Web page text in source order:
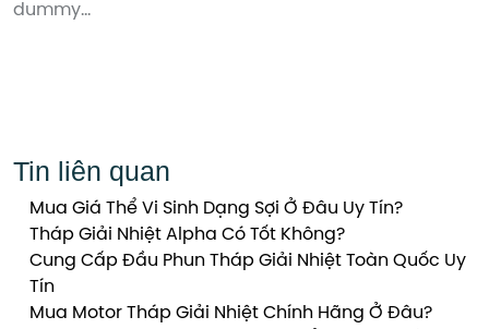
dummy…
Tin liên quan
Mua Giá Thể Vi Sinh Dạng Sợi Ở Đâu Uy Tín?
Tháp Giải Nhiệt Alpha Có Tốt Không?
Cung Cấp Đầu Phun Tháp Giải Nhiệt Toàn Quốc Uy
Tín
Mua Motor Tháp Giải Nhiệt Chính Hãng Ở Đâu?